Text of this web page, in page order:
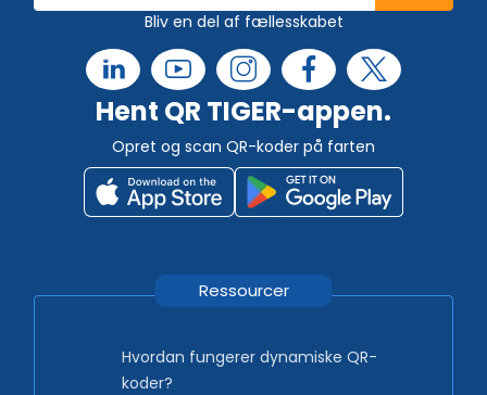
Bliv en del af fællesskabet
Hent QR TIGER-appen.
Opret og scan QR-koder på farten
Ressourcer
Hvordan fungerer dynamiske QR-
koder?